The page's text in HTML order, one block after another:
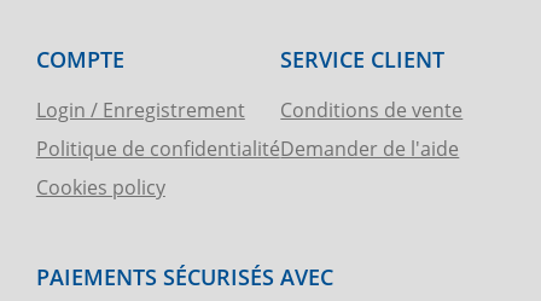
COMPTE
Login / Enregistrement
Politique de confidentialité
Cookies policy
SERVICE CLIENT
Conditions de vente
Demander de l'aide
PAIEMENTS SÉCURISÉS AVEC